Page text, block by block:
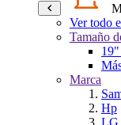
Ver todo
Tamaño
Marca
Hp
LG